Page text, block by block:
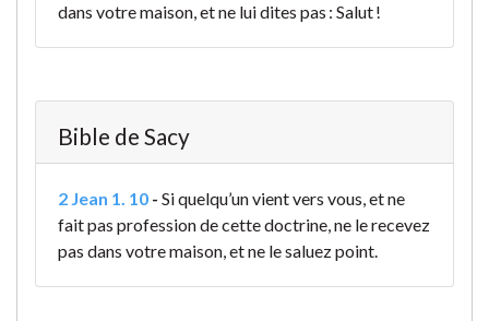
dans votre maison, et ne lui dites pas : Salut !
Bible de Sacy
2 Jean 1. 10 - Si quelqu’un vient vers vous, et ne
fait pas profession de cette doctrine, ne le recevez
pas dans votre maison, et ne le saluez point.